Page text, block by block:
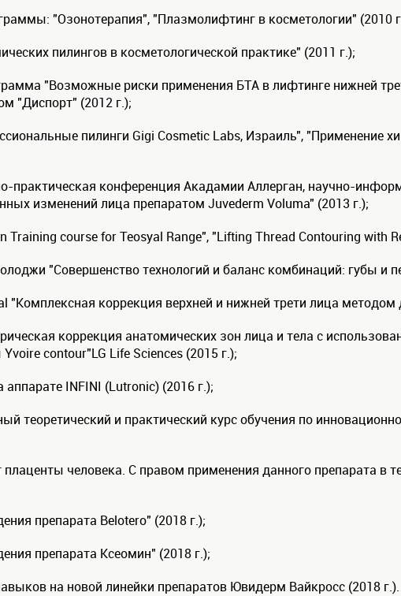
"Озонотерапия", "Плазмолифтинг в косметологии" (2010
пилингов в косметологической практике" (2011 г.);
"Возможные риски применения БТА в лифтинге нижней
"Диспорт" (2012 г.);
пилинги Gigi Cosmetic Labs, Израиль", "Применение
практическая конференция Акадамии Аллерган, научно-
изменений лица препаратом Juvederm Voluma" (2013 г.);
course for Teosyal Range", "Lifting Thread Contouring with
"Совершенство технологий и баланс комбинаций: губы и
"Комплексная коррекция верхней и нижней трети лица методом
коррекция анатомических зон лица и тела с
contour"LG Life Sciences (2015 г.);
INFINI (Lutronic) (2016 г.);
теоретический и практический курс обучения по
человека. С правом применения данного препарата в
препарата Belotero" (2018 г.);
препарата Ксеомин" (2018 г.);
на новой линейки препаратов Ювидерм Вайкросс (2018 г.).